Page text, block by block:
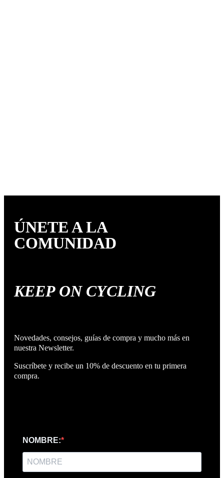
ÚNETE A LA
COMUNIDAD
KEEP ON CYCLING
Novedades, consejos, guías de compra y mucho más en
nuestra Newsletter.
Suscríbete y recibe un 10% de descuento en tu primera
compra.
NOMBRE: